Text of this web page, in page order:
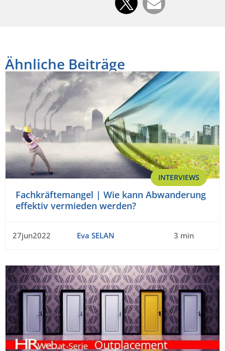
Ähnliche Beiträge
INTERVIEWS
Fachkräftemangel | Wie kann Abwanderung
effektiv vermieden werden?
27jun2022 Eva SELAN 3 min